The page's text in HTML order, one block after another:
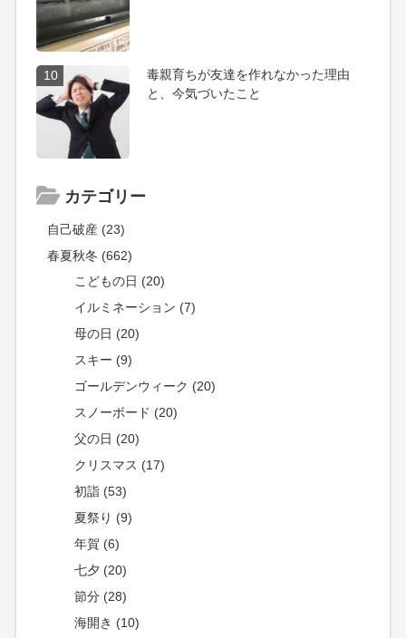
10
毒親育ちが友達を作れなかった理由
と、今気づいたこと
カテゴリー
自己破産 (23)
春夏秋冬 (662)
こどもの日 (20)
イルミネーション (7)
母の日 (20)
スキー (9)
ゴールデンウィーク (20)
スノーボード (20)
父の日 (20)
クリスマス (17)
初詣 (53)
夏祭り (9)
年賀 (6)
七夕 (20)
節分 (28)
海開き (10)